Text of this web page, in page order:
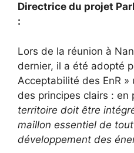
Directrice du projet
:
Lors de la réunion à
dernier, il a été adopté
Acceptabilité des EnR
des principes clairs : en
territoire doit être
maillon essentiel de
développement des